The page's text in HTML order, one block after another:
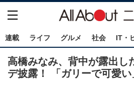
連載 ライフ グルメ 社会 IT・
高橋みなみ、背中が露出し
デ披露！ 「ガリーで可愛い